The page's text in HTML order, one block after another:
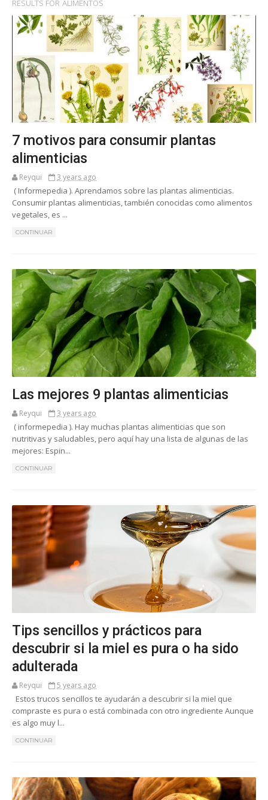
RESULTS FOR ALIMENTOS
7 motivos para consumir plantas
alimenticias
Reyqui 3 years ago
( Informepedia ). Aprendamos sobre las plantas alimenticias.
Consumir plantas alimenticias, también conocidas como alimentos
vegetales, es ...
CONTINUAR
Las mejores 9 plantas alimenticias
Reyqui 3 years ago
( informepedia ). Hay muchas plantas alimenticias que son
nutritivas y saludables, pero aquí hay una lista de algunas de las
mejores: Espin...
CONTINUAR
Tips sencillos y prácticos para
descubrir si la miel es pura o ha sido
adulterada
Reyqui 5 years ago
Estos trucos sencillos te ayudarán a descubrir si la miel que
compraste es pura o está combinada con otro ingrediente Aunque
es algo muy l...
CONTINUAR